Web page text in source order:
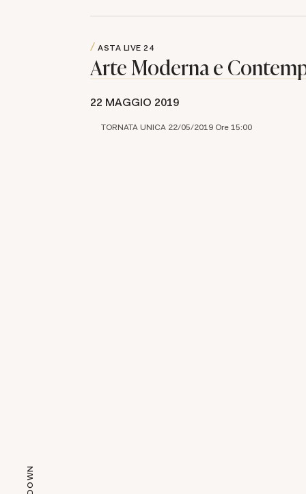
ASTA LIVE 24
Arte Moderna e
22 MAGGIO 2019
TORNATA UNICA 22/05/2019 Ore 15:00